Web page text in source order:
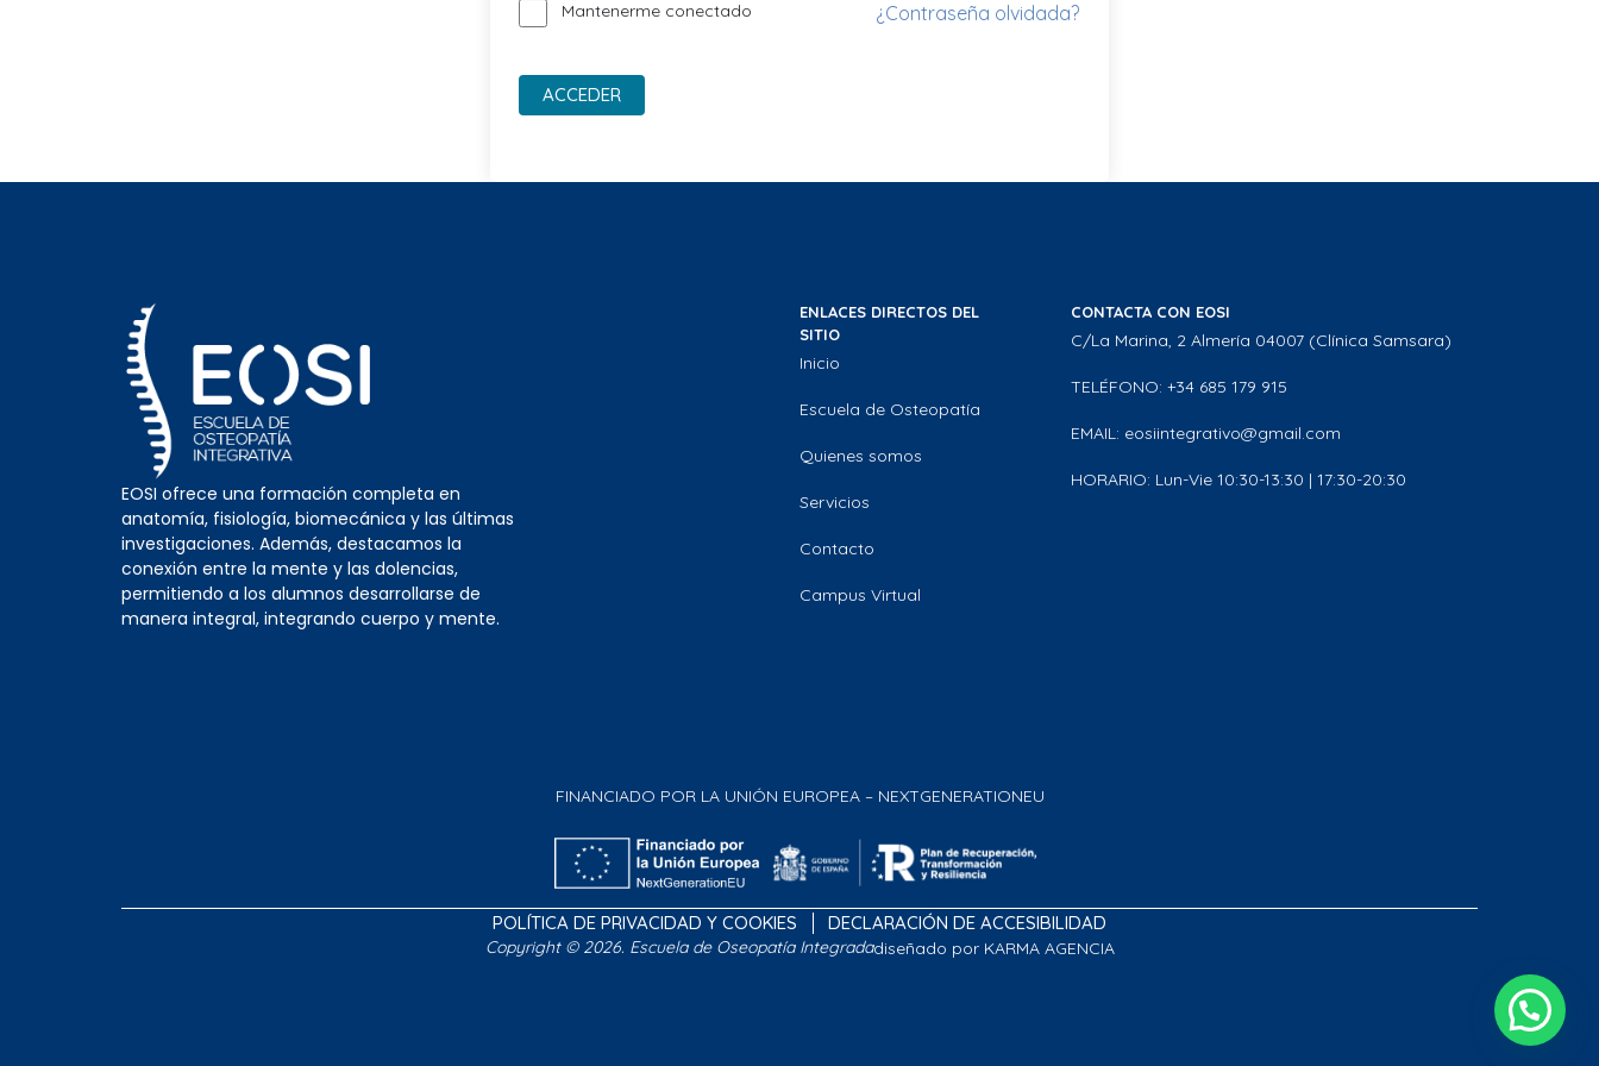
Mantenerme conectado ¿Contraseña olvidada?
ACCEDER
EOSI ofrece una formación completa en
anatomía, fisiología, biomecánica y las últimas
investigaciones. Además, destacamos la
conexión entre la mente y las dolencias,
permitiendo a los alumnos desarrollarse de
manera integral, integrando cuerpo y mente.
ENLACES DIRECTOS DEL
SITIO
Inicio
Escuela de Osteopatía
Quienes somos
Servicios
Contacto
Campus Virtual
CONTACTA CON EOSI
C/La Marina, 2 Almería 04007 (Clínica Samsara)
TELÉFONO: +34 685 179 915
EMAIL: eosiintegrativo@gmail.com
HORARIO: Lun-Vie 10:30-13:30 | 17:30-20:30
FINANCIADO POR LA UNIÓN EUROPEA – NEXTGENERATIONEU
POLÍTICA DE PRIVACIDAD Y COOKIES DECLARACIÓN DE ACCESIBILIDAD
Copyright © 2026. Escuela de Oseopatía Integradadiseñado por KARMA AGENCIA